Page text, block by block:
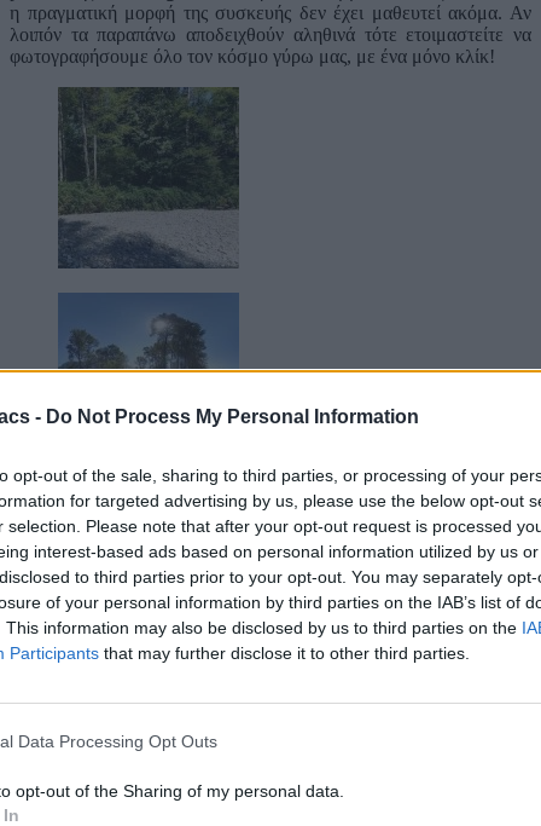
- Do Not Process My Personal Information
opt-out of the sale, sharing to third parties, or processing of your
for targeted advertising by us, please use the below opt-out
selection. Please note that after your opt-out request is processed
interest-based ads based on personal information utilized by us
to third parties prior to your opt-out. You may separately
of your personal information by third parties on the IAB’s list of
This information may also be disclosed by us to third parties on the
Participants that may further disclose it to other third parties.
Data Processing Opt Outs
opt-out of the Sharing of my personal data.
η πραγματική μορφή της συσκευής δεν έχει μαθευτεί ακόμα. Αν
λοιπόν τα παραπάνω αποδειχθούν αληθινά τότε ετοιμαστείτε να
φωτογραφήσουμε όλο τον κόσμο γύρω μας, με ένα μόνο κλίκ!
Πηγή
Ακολουθήστε μας
Ακολουθήστε το Techmaniacs.gr στο Google News για να
διαβάζετε πρώτοι όλα τα τεχνολογικά νέα, ή προσθέστε μας στον
RSS feed reader και στα social media σας.